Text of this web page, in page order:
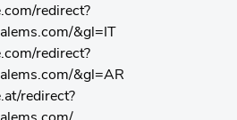
redirect?
&gl=IT
redirect?
&gl=AR
redirect?